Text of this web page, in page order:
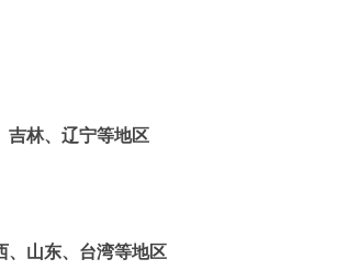
吉林、辽宁等地区
、山东、台湾等地区